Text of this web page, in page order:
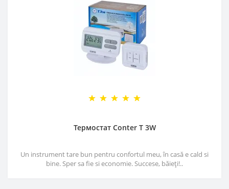
Термостат Conter T 3W
Un instrument tare bun pentru confortul meu, în casă e cald si
bine. Sper sa fie si economie. Succese, băieți!..